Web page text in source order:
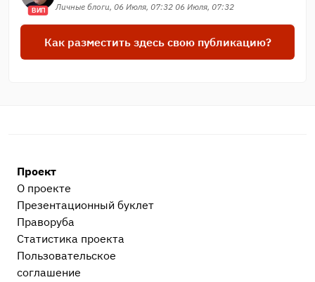
ВИП
Личные блоги, 06 Июля, 07:32 06 Июля, 07:32
Как разместить здесь свою публикацию?
Проект
О проекте
Презентационный букл​ет
Праворуба
Статистика проекта
Пользовательское
соглашение